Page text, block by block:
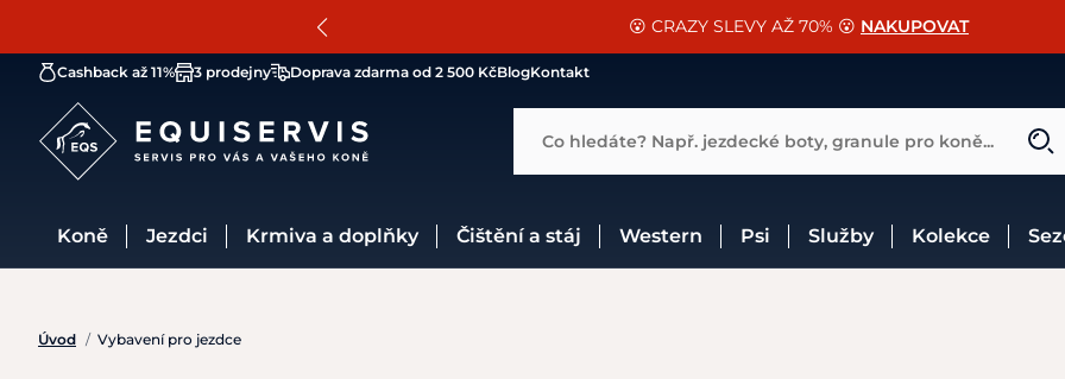
SLEVA 13% na vše od Cassini! CHCI SLEVU
😮 CRAZY SLEVY AŽ 70% 😮 NAKUPOVAT
📐Pasování a doplňky k vybraným sedlům ZDARMA 🐴
Cashback až 11% 3 prodejny Doprava zdarma od 2 500 KčBlogKontakt
Co hledáte? Např. jezdecké boty, granule pro koně...
Koně Jezdci Krmiva a doplňky Čištění a stáj Western Psi Služby Kolekce
Úvod / Vybavení pro jezdce